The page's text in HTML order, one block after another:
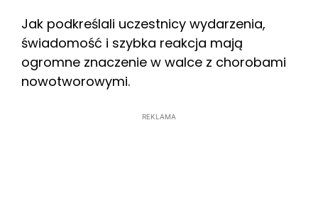
Jak podkreślali uczestnicy wydarzenia,
świadomość i szybka reakcja mają
ogromne znaczenie w walce z chorobami
nowotworowymi.
REKLAMA